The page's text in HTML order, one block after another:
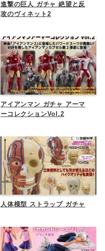
進撃の巨人 ガチャ 絶望と反
攻のヴィネット2
アイアンマン ガチャ アーマ
ーコレクションVol.2
人体模型 ストラップ ガチャ